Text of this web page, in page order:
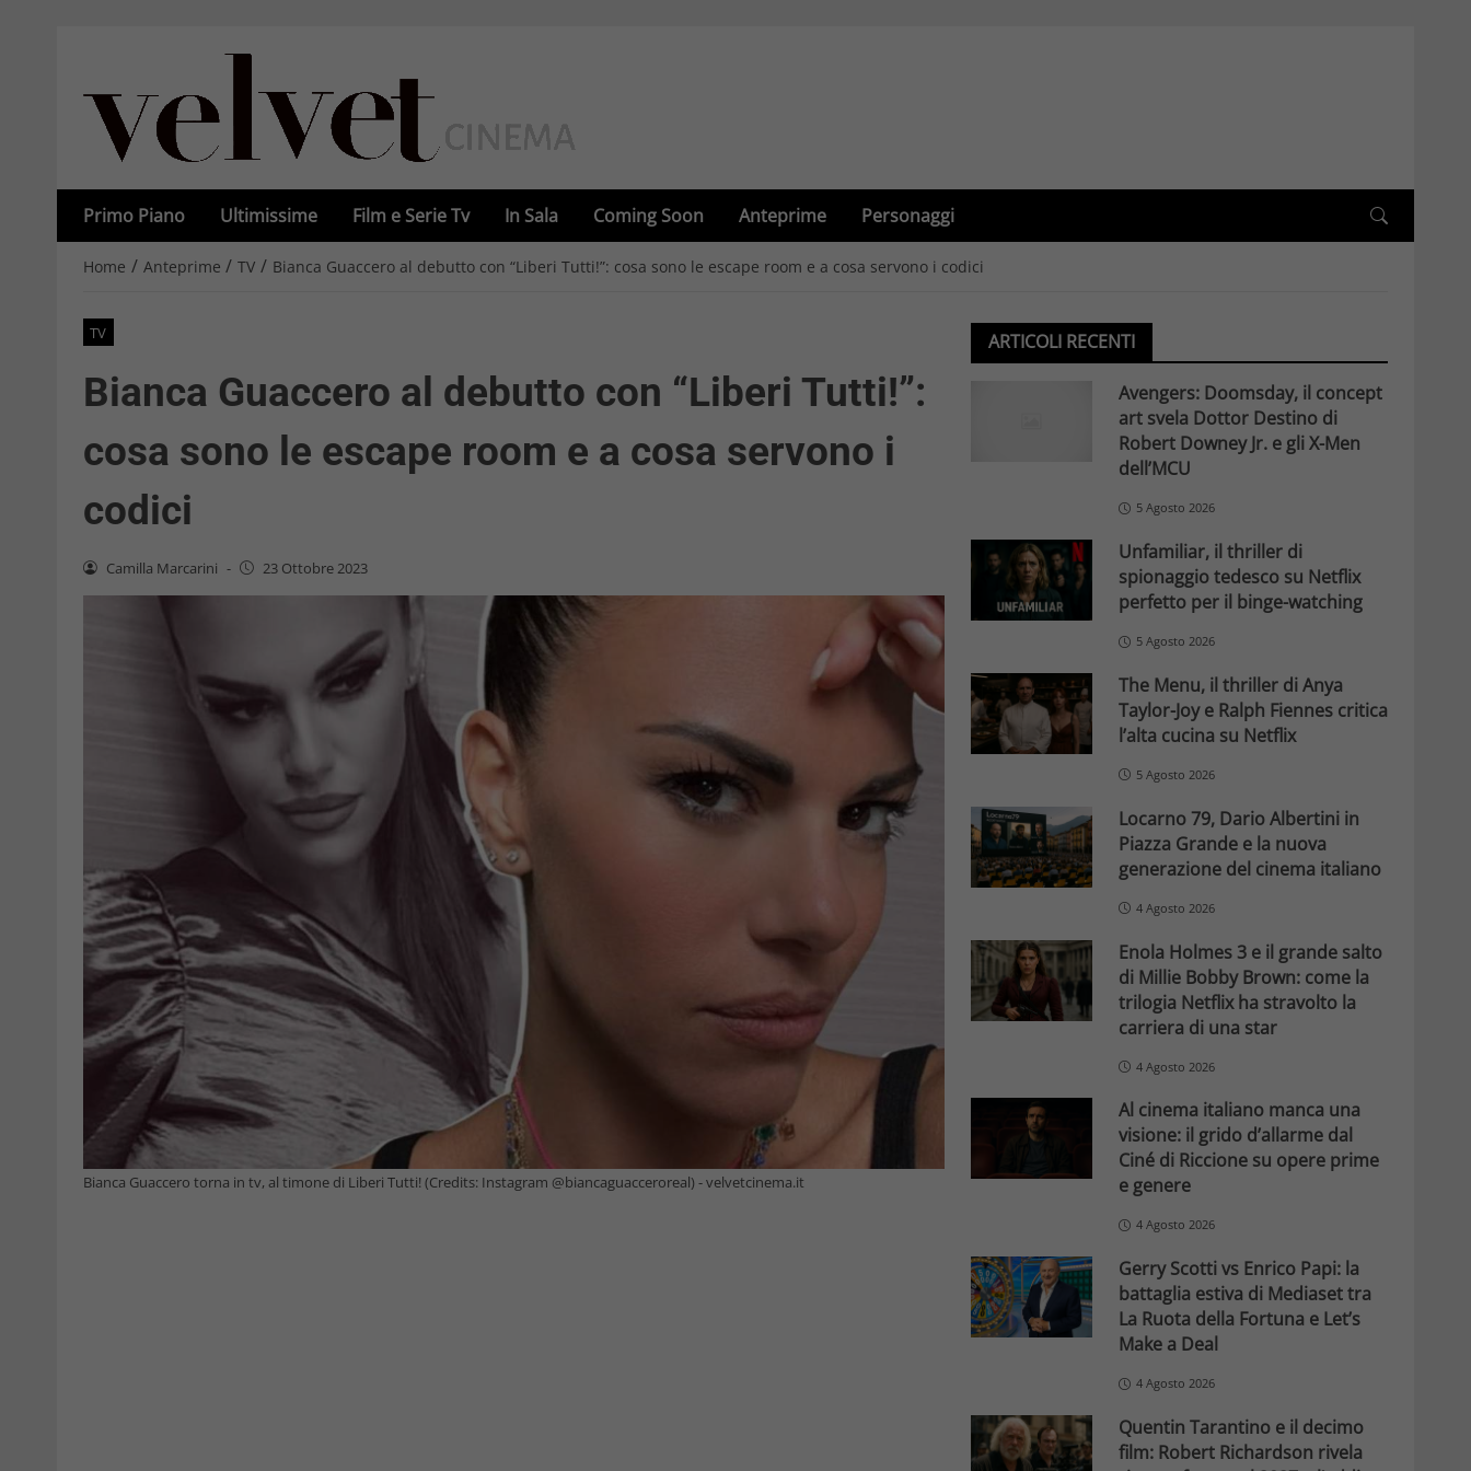
Primo Piano Ultimissime Film e Serie Tv In Sala Coming Soon Anteprime Personaggi
Home / Anteprime / TV / Bianca Guaccero al debutto con “Liberi Tutti!”: cosa sono le escape room e a cosa servono i codici
TV
Bianca Guaccero al debutto con “Liberi Tutti!”:
cosa sono le escape room e a cosa servono i
codici
Camilla Marcarini - 23 Ottobre 2023
Bianca Guaccero torna in tv, al timone di Liberi Tutti! (Credits: Instagram @biancaguacceroreal) - velvetcinema.it
ARTICOLI RECENTI
Avengers: Doomsday, il concept
art svela Dottor Destino di
Robert Downey Jr. e gli X-Men
dell’MCU
5 Agosto 2026
Unfamiliar, il thriller di
spionaggio tedesco su Netflix
perfetto per il binge-watching
5 Agosto 2026
The Menu, il thriller di Anya
Taylor-Joy e Ralph Fiennes critica
l’alta cucina su Netflix
5 Agosto 2026
Locarno 79, Dario Albertini in
Piazza Grande e la nuova
generazione del cinema italiano
4 Agosto 2026
Enola Holmes 3 e il grande salto
di Millie Bobby Brown: come la
trilogia Netflix ha stravolto la
carriera di una star
4 Agosto 2026
Al cinema italiano manca una
visione: il grido d’allarme dal
Ciné di Riccione su opere prime
e genere
4 Agosto 2026
Gerry Scotti vs Enrico Papi: la
battaglia estiva di Mediaset tra
La Ruota della Fortuna e Let’s
Make a Deal
4 Agosto 2026
Quentin Tarantino e il decimo
film: Robert Richardson rivela